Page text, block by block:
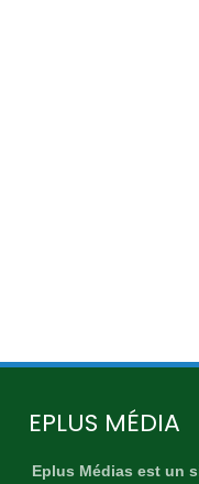
EPLUS MÉDIA
Eplus Médias est un